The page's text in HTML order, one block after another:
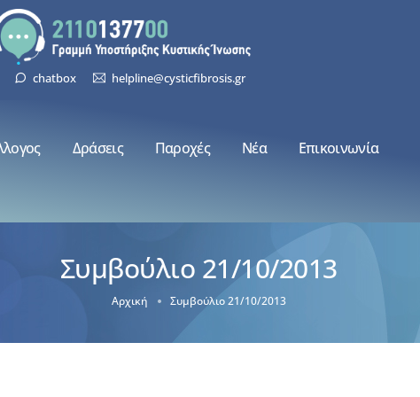
chatbox helpline@cysticfibrosis.gr
Δράσεις Παροχές Νέα Επικοινωνία
Συμβούλιο 21/10/2013
Αρχική Συμβούλιο 21/10/2013